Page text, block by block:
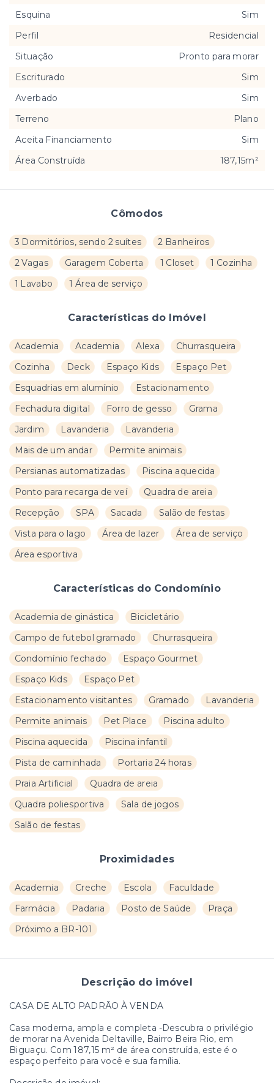
Cômodos
3 Dormitórios, sendo 2 suítes
2 Banheiros
2 Vagas
Garagem Coberta 1 Closet
1 Cozinha
1 Lavabo
1 Área de serviço
Características do Imóvel
Academia Academia Alexa
Churrasqueira
Cozinha
Deck Espaço Kids
Espaço Pet
Esquadrias em alumínio
Estacionamento
Fechadura digital
Forro de gesso
Grama
Jardim
Lavanderia
Lavanderia
Mais de um andar
Permite animais
Persianas automatizadas
Piscina aquecida
Ponto para recarga de veí
Quadra de areia
Recepção
SPA Sacada
Salão de festas
Vista para o lago
Área de lazer
Área de serviço
Área esportiva
Características do Condomínio
Academia de ginástica
Bicicletário
Campo de futebol gramado
Churrasqueira
Condomínio fechado
Espaço Gourmet
Espaço Kids
Espaço Pet
Estacionamento visitantes
Gramado
Lavanderia
Permite animais
Pet Place
Piscina adulto
Piscina aquecida
Piscina infantil
Pista de caminhada
Portaria 24 horas
Praia Artificial
Quadra de areia
Quadra poliesportiva
Sala de jogos
Salão de festas
Proximidades
Academia Creche Escola
Faculdade
Farmácia
Padaria Posto de Saúde
Praça
Próximo a BR-101
Descrição do imóvel
CASA DE ALTO PADRÃO À VENDA
Casa moderna, ampla e completa -Descubra o privilégio
de morar na Avenida Deltaville, Bairro Beira Rio, em
Biguaçu. Com 187,15 m² de área construída, este é o
espaço perfeito para você e sua família.
Esquina
Sim
Perfil
Residencial
Situação
Pronto para morar
Escriturado
Sim
Averbado
Sim
Terreno
Plano
Aceita Financiamento
Sim
Área Construída
187,15m²